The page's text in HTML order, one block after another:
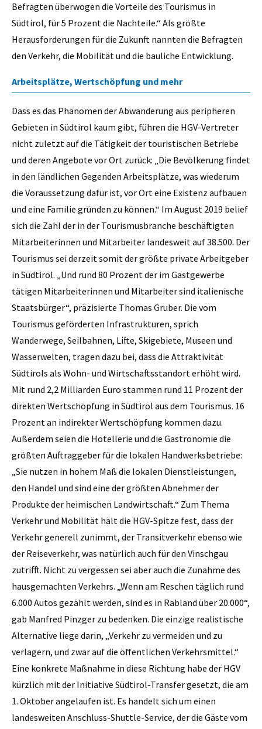
Befragten überwogen die Vorteile des Tourismus in
Südtirol, für 5 Prozent die Nachteile.“ Als größte
Herausforderungen für die Zukunft nannten die Befragten
den Verkehr, die Mobilität und die bauliche Entwicklung.
Arbeitsplätze, Wertschöpfung und mehr
Dass es das Phänomen der Abwanderung aus peripheren
Gebieten in Südtirol kaum gibt, führen die HGV-Vertreter
nicht zuletzt auf die Tätigkeit der touristischen Betriebe
und deren Angebote vor Ort zurück: „Die Bevölkerung findet
in den ländlichen Gegenden Arbeitsplätze, was wiederum
die Voraussetzung dafür ist, vor Ort eine Existenz aufbauen
und eine Familie gründen zu können.“ Im August 2019 belief
sich die Zahl der in der Tourismusbranche beschäftigten
Mitarbeiterinnen und Mitarbeiter landesweit auf 38.500. Der
Tourismus sei derzeit somit der größte private Arbeitgeber
in Südtirol. „Und rund 80 Prozent der im Gastgewerbe
tätigen Mitarbeiterinnen und Mitarbeiter sind italienische
Staatsbürger“, präzisierte Thomas Gruber. Die vom
Tourismus geförderten Infrastrukturen, sprich
Wanderwege, Seilbahnen, Lifte, Skigebiete, Museen und
Wasserwelten, tragen dazu bei, dass die Attraktivität
Südtirols als Wohn- und Wirtschaftsstandort erhöht wird.
Mit rund 2,2 Milliarden Euro stammen rund 11 Prozent der
direkten Wertschöpfung in Südtirol aus dem Tourismus. 16
Prozent an indirekter Wertschöpfung kommen dazu.
Außerdem seien die Hotellerie und die Gastronomie die
größten Auftraggeber für die lokalen Handwerksbetriebe:
„Sie nutzen in hohem Maß die lokalen Dienstleistungen,
den Handel und sind eine der größten Abnehmer der
Produkte der heimischen Landwirtschaft.“ Zum Thema
Verkehr und Mobilität hält die HGV-Spitze fest, dass der
Verkehr generell zunimmt, der Transitverkehr ebenso wie
der Reiseverkehr, was natürlich auch für den Vinschgau
zutrifft. Nicht zu vergessen sei aber auch die Zunahme des
hausgemachten Verkehrs. „Wenn am Reschen täglich rund
6.000 Autos gezählt werden, sind es in Rabland über 20.000“,
gab Manfred Pinzger zu bedenken. Die einzige realistische
Alternative liege darin, „Verkehr zu vermeiden und zu
verlagern, und zwar auf die öffentlichen Verkehrsmittel.“
Eine konkrete Maßnahme in diese Richtung habe der HGV
kürzlich mit der Initiative Südtirol-Transfer gesetzt, die am
1. Oktober angelaufen ist. Es handelt sich um einen
landesweiten Anschluss-Shuttle-Service, der die Gäste vom